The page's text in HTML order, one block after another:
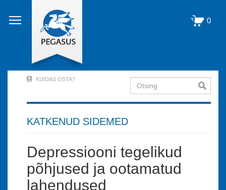
edasi
põhisisu
0
Account
Menu
out)
KUIDAS OSTA? Otsing
KATKENUD SIDEMED
Depressiooni tegelikud
põhjused ja ootamatud
lahendused